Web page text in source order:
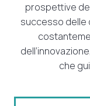
prospettive
successo delle
che